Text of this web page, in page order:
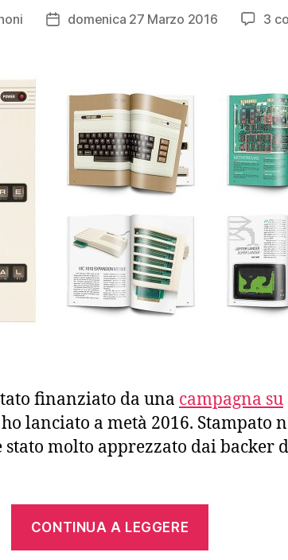
Datadomenica 27 Marzo 2016 3
finanziato da una campagna su
lanciato a metà 2016. Stampato
stato molto apprezzato dai backer
CONTINUA A LEGGERE